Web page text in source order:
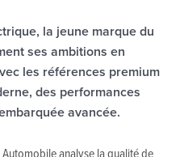
la jeune marque du
ses ambitions en
les références premium
des performances
avancée.
analyse la qualité de